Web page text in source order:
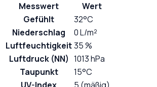
Messwert
Wert
Gefühlt
32°C
Niederschlag
0 L/m²
Luftfeuchtigkeit35 %
Luftdruck (NN) 1013 hPa
Taupunkt
15°C